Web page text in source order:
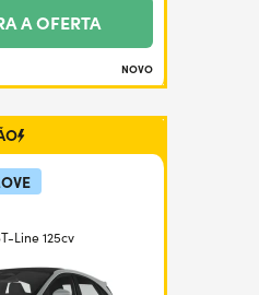
A OFERTA
NOVO
Line 125cv